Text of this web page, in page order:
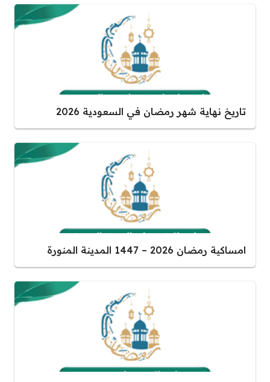
تاريخ نهاية شهر رمضان في السعودية 2026
امساكية رمضان 2026 – 1447 المدينة المنورة